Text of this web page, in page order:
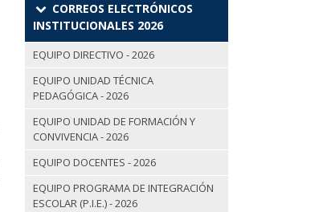
CORREOS ELECTRÓNICOS
INSTITUCIONALES 2026
EQUIPO DIRECTIVO - 2026
EQUIPO UNIDAD TÉCNICA
PEDAGÓGICA - 2026
EQUIPO UNIDAD DE FORMACIÓN Y
CONVIVENCIA - 2026
EQUIPO DOCENTES - 2026
EQUIPO PROGRAMA DE INTEGRACIÓN
ESCOLAR (P.I.E.) - 2026